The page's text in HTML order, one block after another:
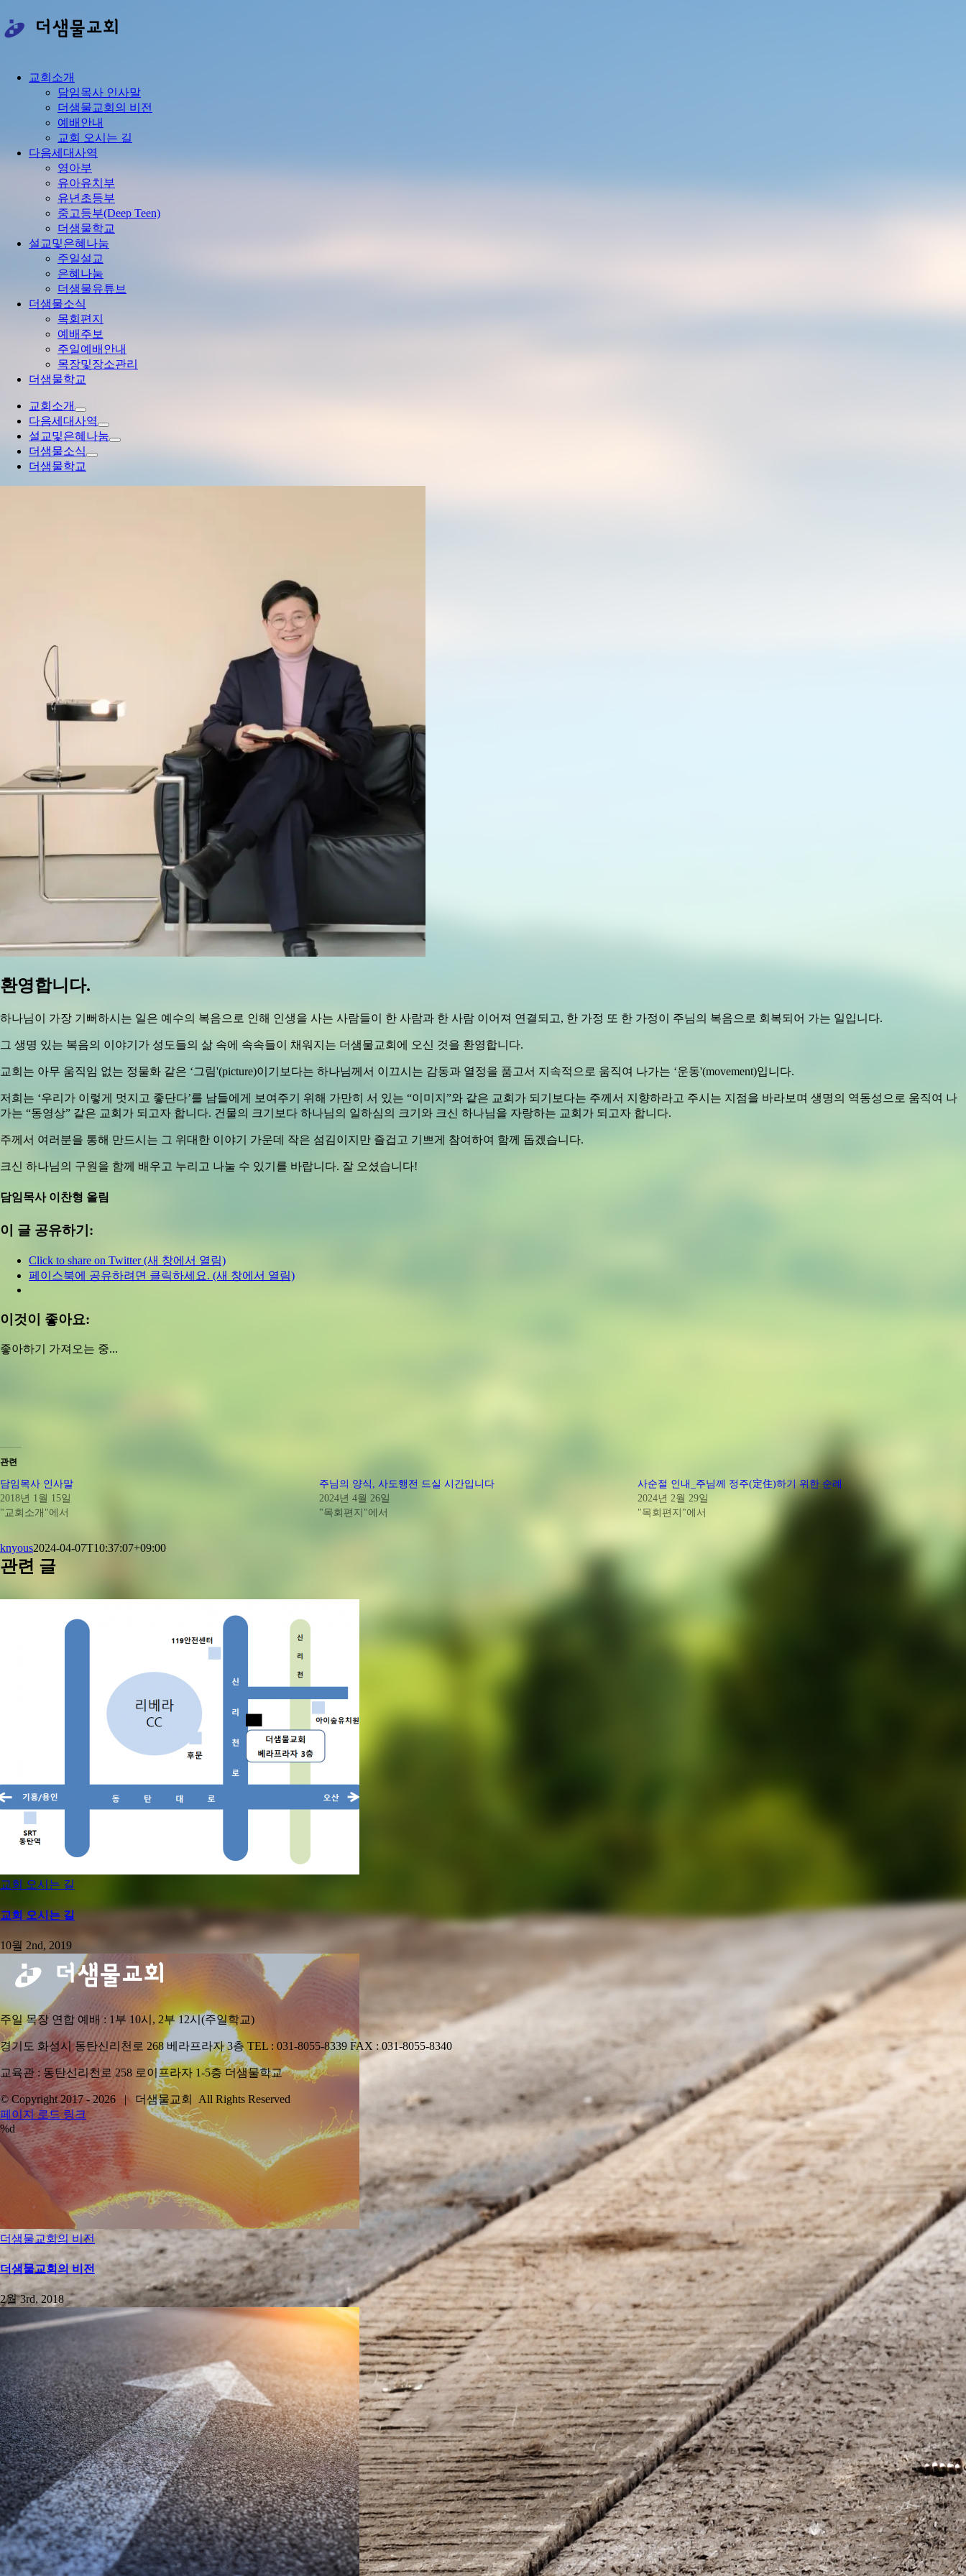
텐
츠
교회소개
담임목사 인사말
더샘물교회의 비전
예배안내
교회 오시는 길
다음세대사역
영아부
유아유치부
유년초등부
중고등부(Deep Teen)
더샘물학교
설교및은혜나눔
주일설교
은혜나눔
더샘물유튜브
더샘물소식
목회편지
예배주보
주일예배안내
목장및장소관리
더샘물학교
교회소개
다음세대사역
설교및은혜나눔
더샘물소식
더샘물학교
환영합니다.
하나님이 가장 기뻐하시는 일은 예수의 복음으로 인해 인생을 사는 사람들이 한 사람과 한 사람 이어져 연결되고, 한 가정 또 한 가정이 주님의 복음으로 회복되어 가는 일입니다.
그 생명 있는 복음의 이야기가 성도들의 삶 속에 속속들이 채워지는 더샘물교회에 오신 것을 환영합니다.
교회는 아무 움직임 없는 정물화 같은 ‘그림'(picture)이기보다는 하나님께서 이끄시는 감동과 열정을 품고서 지속적으로 움직여 나가는 ‘운동'(movement)입니다.
저희는 ‘우리가 이렇게 멋지고 좋단다’를 남들에게 보여주기 위해 가만히 서 있는 “이미지”와 같은 교회가 되기보다는 주께서 지향하라고 주시는 지점을 바라보며 생명의 역동성으로 움직여 나
가는 “동영상” 같은 교회가 되고자 합니다. 건물의 크기보다 하나님의 일하심의 크기와 크신 하나님을 자랑하는 교회가 되고자 합니다.
주께서 여러분을 통해 만드시는 그 위대한 이야기 가운데 작은 섬김이지만 즐겁고 기쁘게 참여하여 함께 돕겠습니다.
크신 하나님의 구원을 함께 배우고 누리고 나눌 수 있기를 바랍니다. 잘 오셨습니다!
담임목사 이찬형 올림
이 글 공유하기:
Click to share on Twitter (새 창에서 열림)
페이스북에 공유하려면 클릭하세요. (새 창에서 열림)
이것이 좋아요:
좋아하기 가져오는 중...
관련
담임목사 인사말
2018년 1월 15일
"교회소개"에서
주님의 양식, 사도행전 드실 시간입니다
2024년 4월 26일
"목회편지"에서
사순절 인내_주님께 정주(定住)하기 위한 순례
2024년 2월 29일
"목회편지"에서
knyous2024-04-07T10:37:07+09:00
관련 글
교회 오시는 길
교회 오시는 길
10월 2nd, 2019
더샘물교회의 비전
더샘물교회의 비전
2월 3rd, 2018
주일 목장 연합 예배 : 1부 10시, 2부 12시(주일학교)
경기도 화성시 동탄신리천로 268 베라프라자 3층 TEL : 031-8055-8339 FAX : 031-8055-8340
교육관 : 동탄신리천로 258 로이프라자 1-5층 더샘물학교
© Copyright 2017 -2026 | 더샘물교회 All Rights Reserved
YouTube
페이지 로드 링크
%d
Go